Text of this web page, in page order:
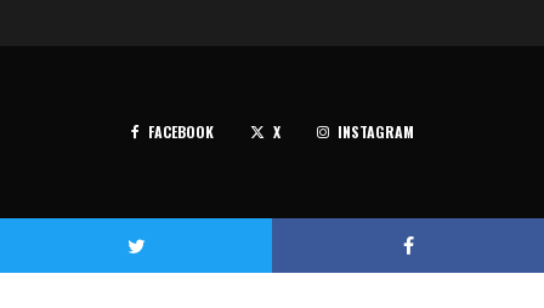
FACEBOOK X INSTAGRAM